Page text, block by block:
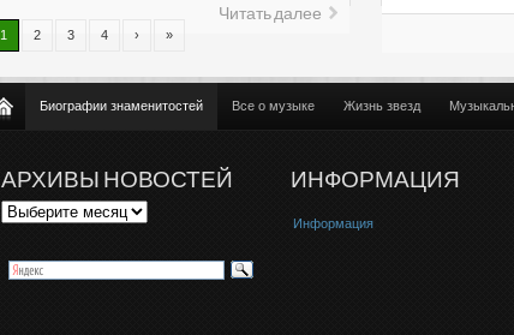
Читать далее
1 2 3 4 › »
Биографии знаменитостей Все о музыке Жизнь звезд
АРХИВЫ НОВОСТЕЙ ИНФОРМАЦИЯ
Информация